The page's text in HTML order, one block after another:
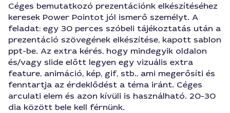
Céges bemutatkozó prezentációnk elkészítéséhez
keresek Power Pointot jól ismerő személyt. A
feladat: egy 30 perces szóbeli tájékoztatás után a
prezentáció szövegének elkészítése, kapott sablon
ppt-be. Az extra kérés, hogy mindegyik oldalon
és/vagy slide előtt legyen egy vizuális extra
feature, animáció, kép, gif, stb., ami megerősíti és
fenntartja az érdeklődést a téma iránt. Céges
arculati elem és azon kívüli is használható. 20-30
dia között bele kell férnünk.